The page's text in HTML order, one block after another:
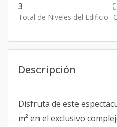
3
Total de Niveles del Edificio
Descripción
Disfruta de este
m² en el exclusivo